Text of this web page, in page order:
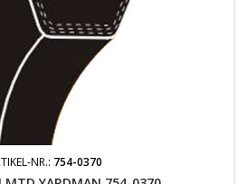
NR.: 754-0370